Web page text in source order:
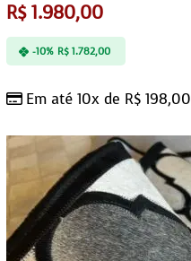
R$1.980,00
Em até 10x de R$ 198,00
-10% R$1.782,00